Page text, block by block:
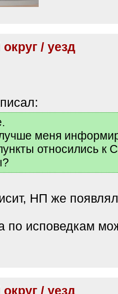
/ уезд
меня
относились к
НП же
по исповедкам
/ уезд